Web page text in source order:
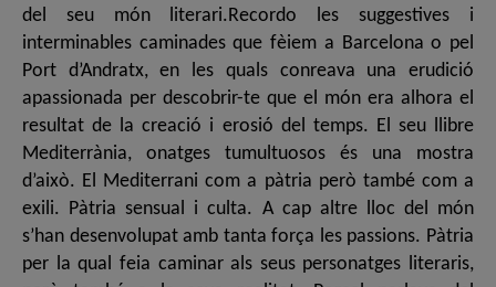
del seu món literari.Recordo les suggestives i
interminables caminades que fèiem a Barcelona o pel
Port d’Andratx, en les quals conreava una erudició
apassionada per descobrir-te que el món era alhora el
resultat de la creació i erosió del temps. El seu llibre
Mediterrània, onatges tumultuosos és una mostra
d’això. El Mediterrani com a pàtria però també com a
exili. Pàtria sensual i culta. A cap altre lloc del món
s’han desenvolupat amb tanta força les passions. Pàtria
per la qual feia caminar als seus personatges literaris,